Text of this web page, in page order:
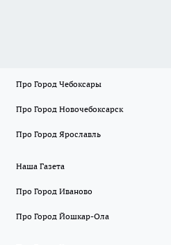
Про Город Чебоксары
Про Город Новочебоксарск
Про Город Ярославль
Наша Газета
Про Город Иваново
Про Город Йошкар-Ола